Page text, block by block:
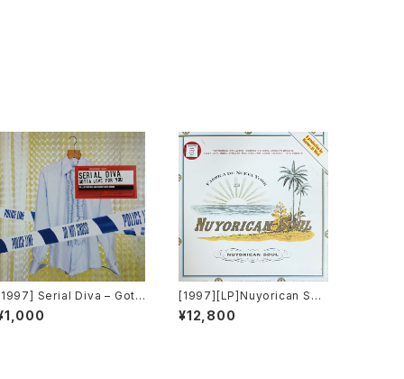
Serial Diva – Gott
Love For You [Sound O
Ministry]
[1997][LP]Nuyorican Sou
l – Nuyorican Soul [Talki
n' Loud][2枚組]
¥12,800